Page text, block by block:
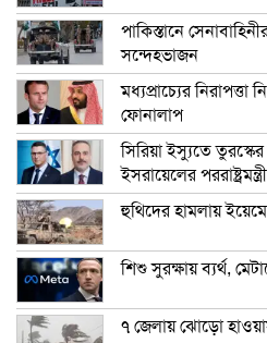
পাকিস্তানে
সন্দেহভাজন
মধ্যপ্রাচ্যের
ফোনালাপ
সিরিয়া ইস্যুতে
ইসরায়েলের পররাষ্ট্রমন্ত্রী
হুথিদের হামলায়
শিশু সুরক্ষায় ব্যর্থ,
৭ জেলায় ঝোড়ো